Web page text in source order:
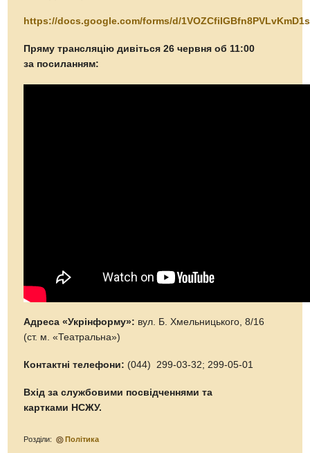
https://docs.google.com/forms/d/
Пряму трансляцію дивіться 26 червня об 11:00
за посиланням:
Адреса «Укрінформу»: вул. Б. Хмельницького, 8/16
(ст. м. «Театральна»)
Контактні телефони: (044) 299-03-32; 299-05-01
Вхід за службовими посвідченнями та
картками НСЖУ.
Розділи: Політика